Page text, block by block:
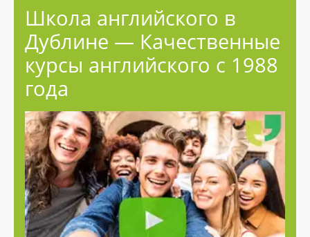
Школа английского в
Дублине — Качественные
курсы английского с 1988
года